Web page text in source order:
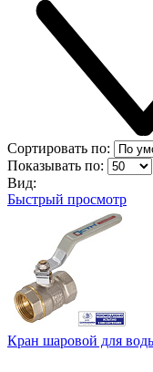
Сортировать по:
Показывать по:
Вид:
Быстрый просмотр
Кран шаровой для